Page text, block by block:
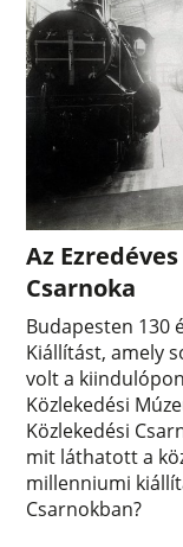
Az
Csarnoka
Budapesten 130
Kiállítást, amely
volt a
Közlekedési
Közlekedési
mit láthatott a
millenniumi
Csarnokban?